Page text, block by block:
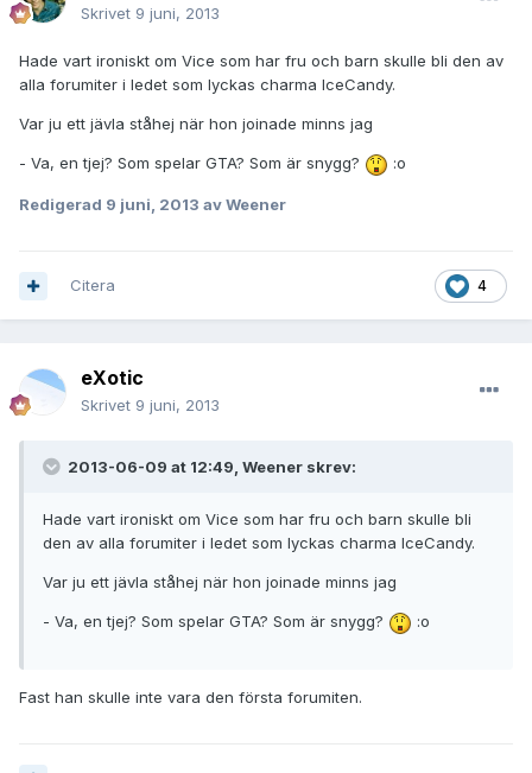
Skrivet 9 juni, 2013
Hade vart ironiskt om Vice som har fru och barn skulle bli den av
alla forumiter i ledet som lyckas charma IceCandy.
Var ju ett jävla ståhej när hon joinade minns jag
- Va, en tjej? Som spelar GTA? Som är snygg? :o
Redigerad 9 juni, 2013 av Weener
4
Citera
eXotic
Skrivet 9 juni, 2013
2013-06-09 at 12:49, Weener skrev:
Hade vart ironiskt om Vice som har fru och barn skulle bli
den av alla forumiter i ledet som lyckas charma IceCandy.
Var ju ett jävla ståhej när hon joinade minns jag
- Va, en tjej? Som spelar GTA? Som är snygg? :o
Fast han skulle inte vara den första forumiten.